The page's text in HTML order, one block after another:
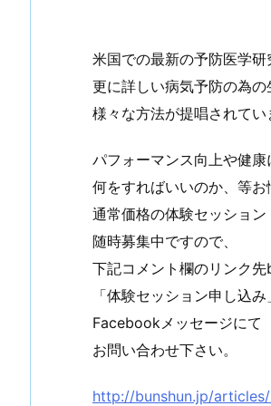
米国での最新の予防医学研
更に詳しい病気予防の為の
様々な方法が提唱されてい
パフォーマンス向上や健康
何をすればいいのか、等お
通常価格の体験セッショ
随時募集中ですので、
下記コメント欄のリンク
「体験セッション申し込
Facebookメッセージにて
お問い合わせ下さい。
http://bunshun.jp/